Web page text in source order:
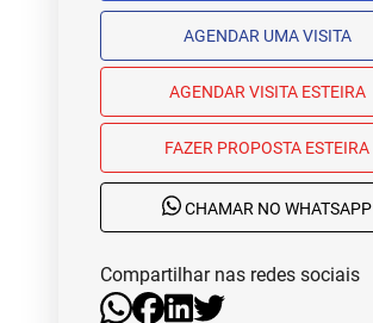
AGENDAR UMA VISITA
AGENDAR VISITA ESTEIRA
FAZER PROPOSTA ESTEIRA
CHAMAR NO WHATSAPP
Compartilhar nas redes sociais